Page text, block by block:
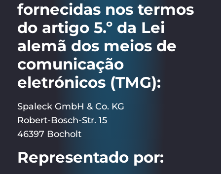
fornecidas nos termos
do artigo 5.º da Lei
alemã dos meios de
comunicação
eletrónicos (TMG):
Spaleck GmbH & Co. KG
Robert-Bosch-Str. 15
46397 Bocholt
Representado por: